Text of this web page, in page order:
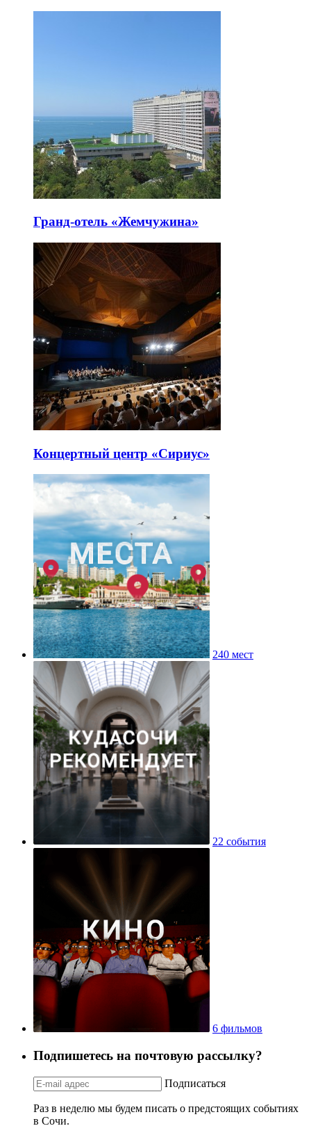
Гранд-отель «Жемчужина»
Концертный центр «Сириус»
240 мест
22 события
6 фильмов
Подпишетесь на почтовую рассылку?
Подписаться
Раз в неделю мы будем писать о предстоящих событиях
в Сочи.